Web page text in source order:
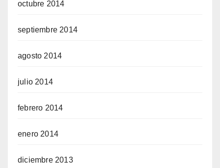
octubre 2014
septiembre 2014
agosto 2014
julio 2014
febrero 2014
enero 2014
diciembre 2013